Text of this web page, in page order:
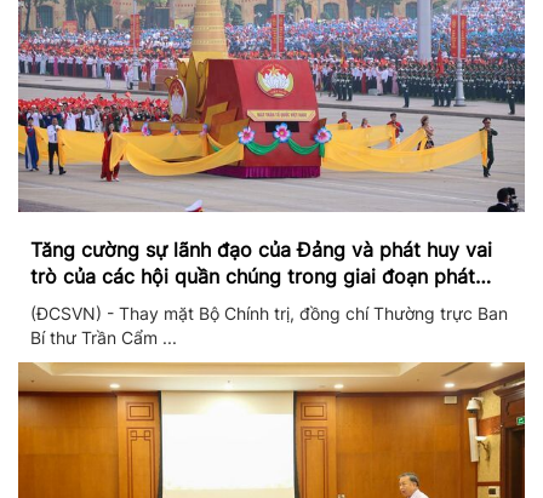
Tăng cường sự lãnh đạo của Đảng và phát huy vai
trò của các hội quần chúng trong giai đoạn phát
triển mới
(ĐCSVN) - Thay mặt Bộ Chính trị, đồng chí Thường trực Ban
Bí thư Trần Cẩm ...